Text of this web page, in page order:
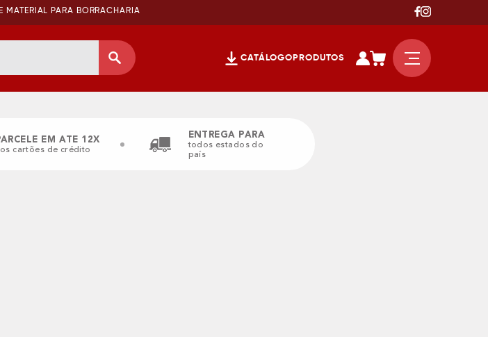
MATERIAL PARA BORRACHARIA
CATÁLOGO PRODUTOS
EM ATE 12X
cartões de crédito
ENTREGA PARA
todos estados do
país